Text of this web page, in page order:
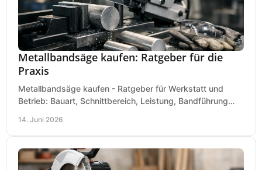
Metallbandsäge kaufen: Ratgeber für die
Praxis
Metallbandsäge kaufen - Ratgeber für Werkstatt und
Betrieb: Bauart, Schnittbereich, Leistung, Bandführung
14. Juni 2026